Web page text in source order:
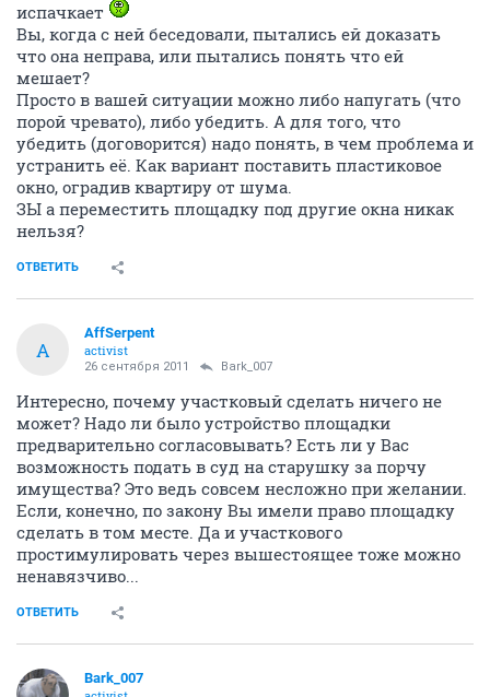
испачкает
Вы, когда с ней беседовали, пытались ей доказать
что она неправа, или пытались понять что ей
мешает?
Просто в вашей ситуации можно либо напугать (что
порой чревато), либо убедить. А для того, что
убедить (договорится) надо понять, в чем проблема и
устранить её. Как вариант поставить пластиковое
окно, оградив квартиру от шума.
ЗЫ а переместить площадку под другие окна никак
нельзя?
ОТВЕТИТЬ
A
AffSerpent
activist
26 сентября 2011 Bark_007
Интересно, почему участковый сделать ничего не
может? Надо ли было устройство площадки
предварительно согласовывать? Есть ли у Вас
возможность подать в суд на старушку за порчу
имущества? Это ведь совсем несложно при желании.
Если, конечно, по закону Вы имели право площадку
сделать в том месте. Да и участкового
простимулировать через вышестоящее тоже можно
ненавязчиво...
ОТВЕТИТЬ
Bark_007